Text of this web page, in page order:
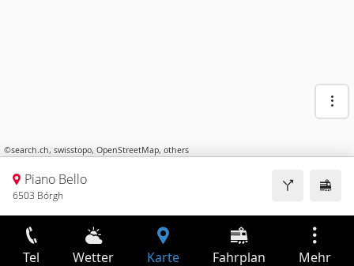
©search.ch, swisstopo, OpenStreetMap, others
Piano Bello
6503 Bórgh
Tel Wetter Karte Fahrplan Mehr